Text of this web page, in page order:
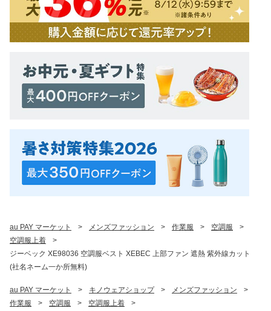
au PAY マーケット > メンズファッション > 作業服 > 空調服
>
空調服上着
>
ジーベック XE98036 空調服ベスト XEBEC 上部ファン 遮熱 紫外線カット
(社名ネーム一か所無料)
au PAY マーケット > キノウェアショップ > メンズファッション
>
作業服
> 空調服 > 空調服上着
>